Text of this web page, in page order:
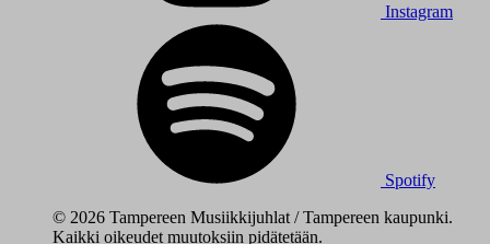
Instagram
Spotify
© 2026 Tampereen Musiikkijuhlat / Tampereen kaupunki.
Kaikki oikeudet muutoksiin pidätetään.